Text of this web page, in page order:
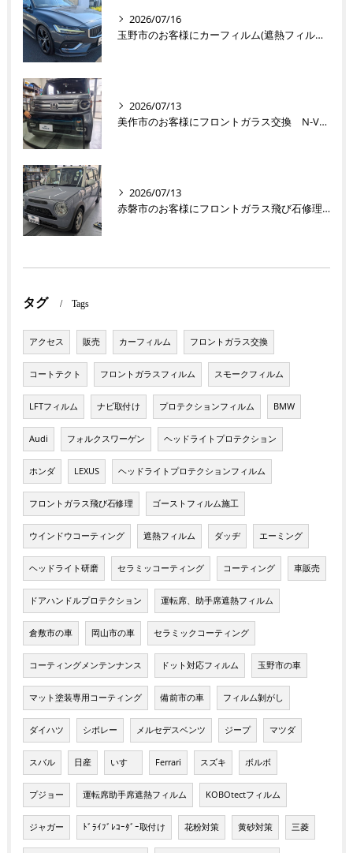
2026/07/16
玉野市のお客様にカーフィルム(遮熱フィルム) V60【nexus株式会社】
2026/07/13
美作市のお客様にフロントガラス交換 N-VAN【nexus株式会社】
2026/07/13
赤磐市のお客様にフロントガラス飛び石修理 ラパン【nexus株式会社】
タグ Tags
アクセス 販売 カーフィルム フロントガラス交換
コートテクト フロントガラスフィルム スモークフィルム
LFTフィルム ナビ取付け プロテクションフィルム BMW
Audi フォルクスワーゲン ヘッドライトプロテクション
ホンダ LEXUS ヘッドライトプロテクションフィルム
フロントガラス飛び石修理 ゴーストフィルム施工
ウインドウコーティング 遮熱フィルム ダッヂ エーミング
ヘッドライト研磨 セラミッコーティング コーティング 車販売
ドアハンドルプロテクション 運転席、助手席遮熱フィルム
倉敷市の車 岡山市の車 セラミックコーティング
コーティングメンテンナンス ドット対応フィルム 玉野市の車
マット塗装専用コーティング 備前市の車 フィルム剝がし
ダイハツ シボレー メルセデスベンツ ジープ マツダ
スバル 日産 いすゞ Ferrari スズキ ボルボ
プジョー 運転席助手席遮熱フィルム KOBOtectフィルム
ジャガー ﾄﾞﾗｲﾌﾞﾚｺｰﾀﾞｰ取付け 花粉対策 黄砂対策 三菱